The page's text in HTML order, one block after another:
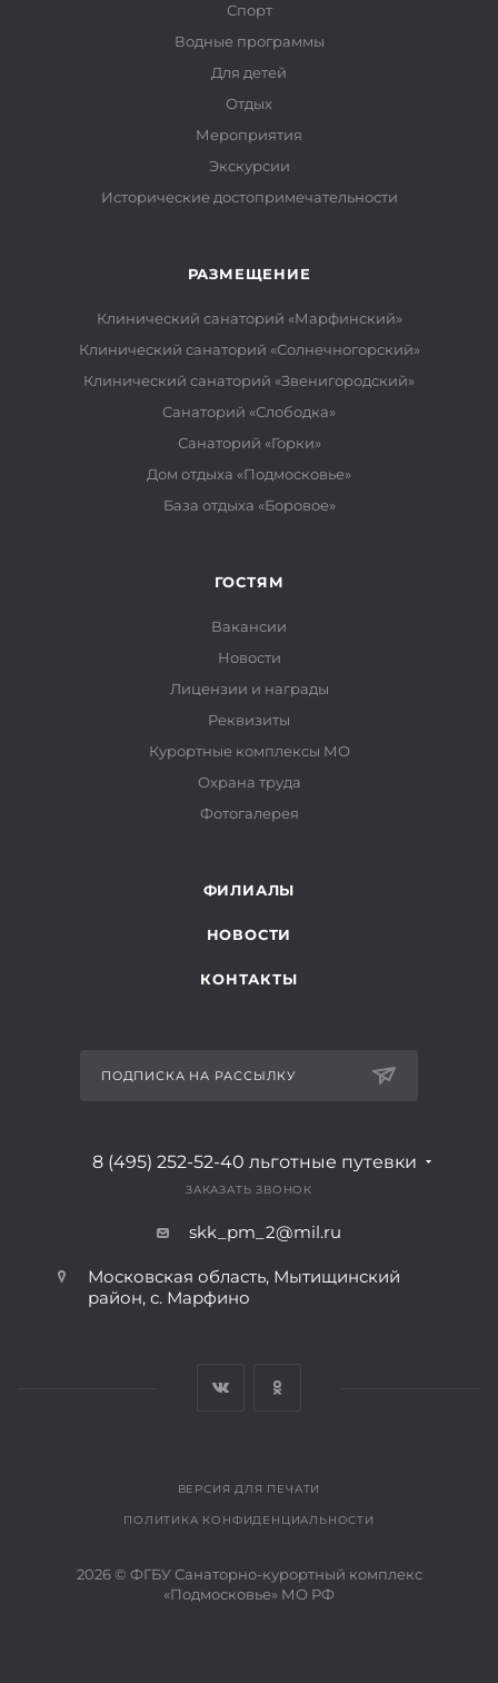
Спорт
Водные программы
Для детей
Отдых
Мероприятия
Экскурсии
Исторические достопримечательности
РАЗМЕЩЕНИЕ
Клинический санаторий «Марфинский»
Клинический санаторий «Солнечногорский»
Клинический санаторий «Звенигородский»
Санаторий «Слободка»
Санаторий «Горки»
Дом отдыха «Подмосковье»
База отдыха «Боровое»
ГОСТЯМ
Вакансии
Новости
Лицензии и награды
Реквизиты
Курортные комплексы МО
Охрана труда
Фотогалерея
ФИЛИАЛЫ
НОВОСТИ
КОНТАКТЫ
ПОДПИСКА НА РАССЫЛКУ
8 (495) 252-52-40 льготные путевки
ЗАКАЗАТЬ ЗВОНОК
skk_pm_2@mil.ru
Московская область, Мытищинский
район, с. Марфино
ВЕРСИЯ ДЛЯ ПЕЧАТИ
ПОЛИТИКА КОНФИДЕНЦИАЛЬНОСТИ
2026 © ФГБУ Санаторно-курортный комплекс
«Подмосковье» МО РФ